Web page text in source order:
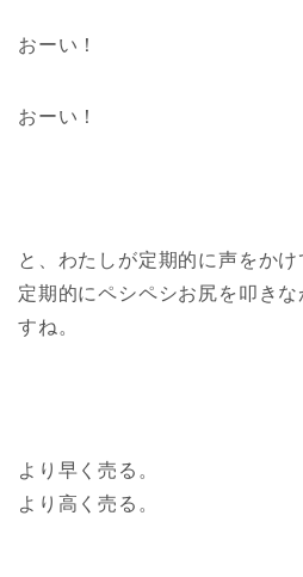
おーい！
おーい！
と、わたしが定期的に声をかけ
定期的にペシペシお尻を叩き
すね。
より早く売る。
より高く売る。